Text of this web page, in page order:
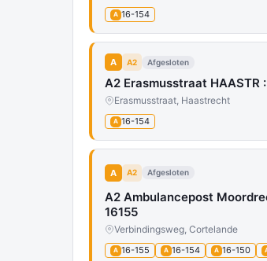
A 16-154
A A2 Afgesloten
A2 Erasmusstraat HAASTR
Erasmusstraat, Haastrecht
A 16-154
A A2 Afgesloten
A2 Ambulancepost
16155
Verbindingsweg, Cortelande
A 16-155 A 16-154 A 16-150